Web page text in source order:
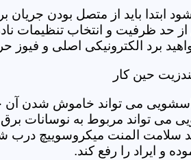
ابتدا باید از متصل بودن
از حد ظرفیت و انتخاب تنظیمات
برد الکترونیکی اصلی و
حین کار
می تواند خاموش شدن
تواند مربوط به نوسانات
سلامت المنت میکروسوییچ درب
و ایراد را رفع کند.